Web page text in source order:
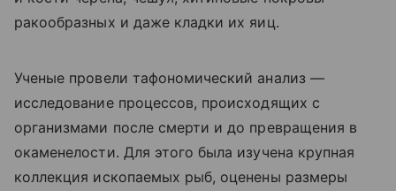
ракообразных и даже кладки их яиц.
Ученые провели тафономический анализ —
исследование процессов, происходящих с
организмами после смерти и до превращения в
окаменелости. Для этого была изучена крупная
коллекция ископаемых рыб, оценены размеры